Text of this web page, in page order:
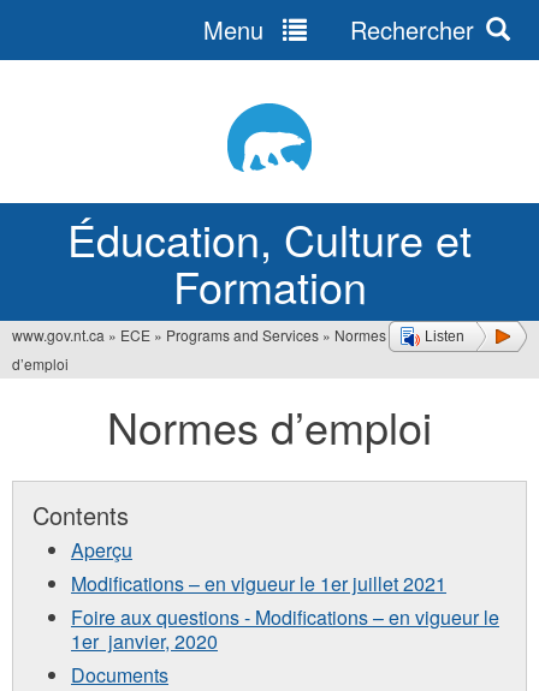
Éducation, Culture et
Formation
Menu Rechercher
Listen
Vous
www.gov.nt.ca » ECE » Programs and Services » Normes
d’emploi
Normes d’emploi
Contents
Aperçu
Modifications – en vigueur le 1er juillet 2021
Foire aux questions - Modifications – en vigueur le
1er janvier, 2020
Documents